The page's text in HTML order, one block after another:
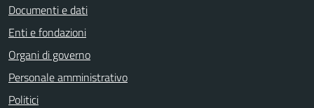
Documenti e dati
Enti e fondazioni
Organi di governo
Personale amministrativo
Politici